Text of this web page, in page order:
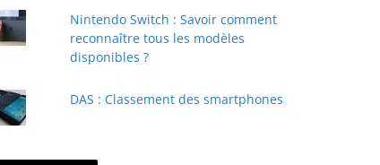
Nintendo Switch : Savoir comment
reconnaître tous les modèles
disponibles ?
DAS : Classement des smartphones